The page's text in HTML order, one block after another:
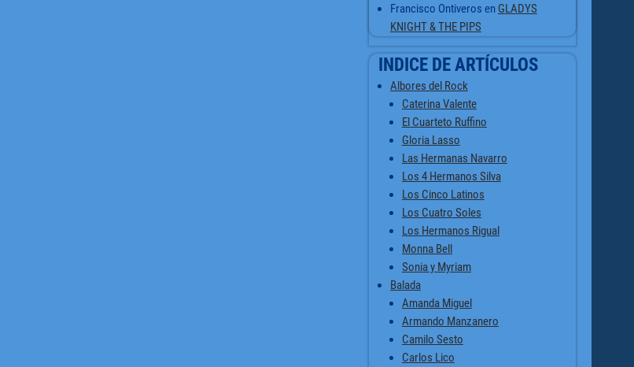
Francisco Ontiveros en GLADYS
KNIGHT & THE PIPS
INDICE DE ARTÍCULOS
Albores del Rock
Caterina Valente
El Cuarteto Ruffino
Gloria Lasso
Las Hermanas Navarro
Los 4 Hermanos Silva
Los Cinco Latinos
Los Cuatro Soles
Los Hermanos Rigual
Monna Bell
Sonia y Myriam
Balada
Amanda Miguel
Armando Manzanero
Camilo Sesto
Carlos Lico